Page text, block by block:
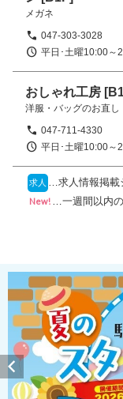
メガネ
047-303-3028
平日･土曜10:00～
おしゃれ工房
洋服・バッグのお直し
047-711-4330
平日･土曜10:00～
求人 …求人情報掲載
New! …一週間以内